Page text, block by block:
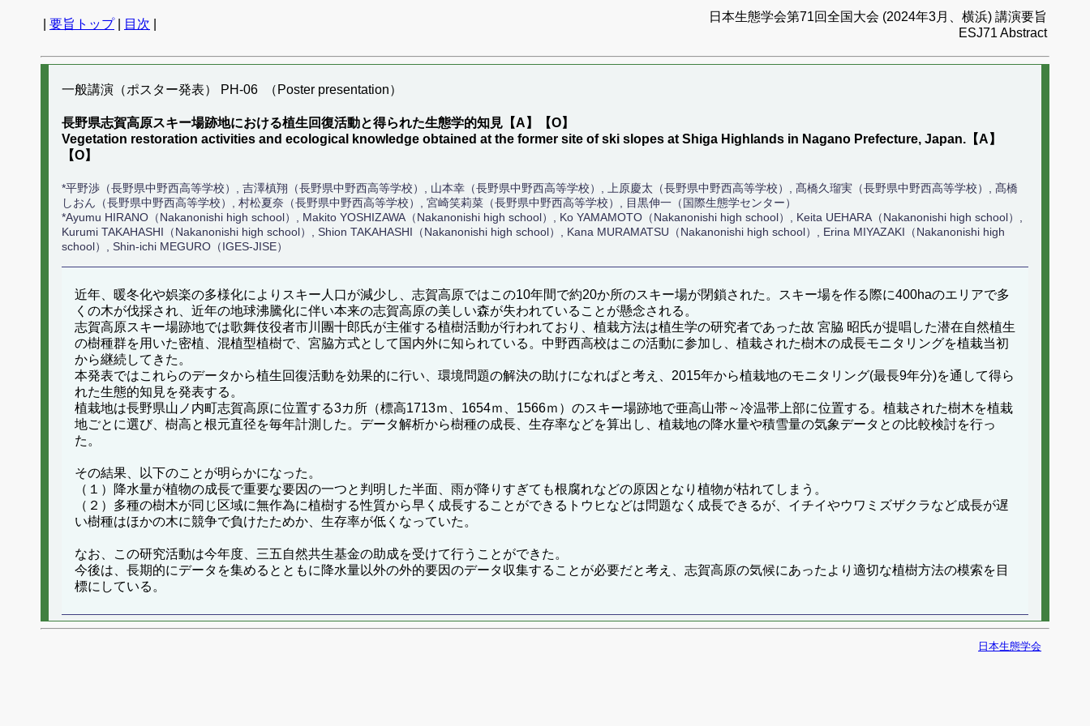
要旨トップ| 目次
日本生態学会第71回全国大会 (2024年3月、横浜) 講演要旨
ESJ71 Abstract
一般講演（ポスター発表） PH-06 （Poster presentation）
長野県志賀高原スキー場跡地における植生回復活動と得られた生態学的知見【A】【O】
Vegetation restoration activities and ecological knowledge obtained at the former site of ski slopes at Shiga Highlands in Nagano Prefecture, Japan.【A】
【O】
*平野渉（長野県中野西高等学校）, 吉澤槙翔（長野県中野西高等学校）, 山本幸（長野県中野西高等学校）, 上原慶太（長野県中野西高等学校）, 髙橋久瑠実（長野県中野西高等学校）, 髙橋
しおん（長野県中野西高等学校）, 村松夏奈（長野県中野西高等学校）, 宮崎笑莉菜（長野県中野西高等学校）, 目黒伸一（国際生態学センター）
*Ayumu HIRANO（Nakanonishi high school）, Makito YOSHIZAWA（Nakanonishi high school）, Ko YAMAMOTO（Nakanonishi high school）, Keita UEHARA（Nakanonishi high school）,
Kurumi TAKAHASHI（Nakanonishi high school）, Shion TAKAHASHI（Nakanonishi high school）, Kana MURAMATSU（Nakanonishi high school）, Erina MIYAZAKI（Nakanonishi high
school）, Shin-ichi MEGURO（IGES-JISE）
近年、暖冬化や娯楽の多様化によりスキー人口が減少し、志賀高原ではこの10年間で約20か所のスキー場が閉鎖された。スキー場を作る際に400haのエリアで多
くの木が伐採され、近年の地球沸騰化に伴い本来の志賀高原の美しい森が失われていることが懸念される。
志賀高原スキー場跡地では歌舞伎役者市川團十郎氏が主催する植樹活動が行われており、植栽方法は植生学の研究者であった故 宮脇 昭氏が提唱した潜在自然植生
の樹種群を用いた密植、混植型植樹で、宮脇方式として国内外に知られている。中野西高校はこの活動に参加し、植栽された樹木の成長モニタリングを植栽当初
から継続してきた。
本発表ではこれらのデータから植生回復活動を効果的に行い、環境問題の解決の助けになればと考え、2015年から植栽地のモニタリング(最長9年分)を通して得ら
れた生態的知見を発表する。
植栽地は長野県山ノ内町志賀高原に位置する3カ所（標高1713ｍ、1654ｍ、1566ｍ）のスキー場跡地で亜高山帯～冷温帯上部に位置する。植栽された樹木を植栽
地ごとに選び、樹高と根元直径を毎年計測した。データ解析から樹種の成長、生存率などを算出し、植栽地の降水量や積雪量の気象データとの比較検討を行っ
た。
その結果、以下のことが明らかになった。
（１）降水量が植物の成長で重要な要因の一つと判明した半面、雨が降りすぎても根腐れなどの原因となり植物が枯れてしまう。
（２）多種の樹木が同じ区域に無作為に植樹する性質から早く成長することができるトウヒなどは問題なく成長できるが、イチイやウワミズザクラなど成長が遅
い樹種はほかの木に競争で負けたためか、生存率が低くなっていた。
なお、この研究活動は今年度、三五自然共生基金の助成を受けて行うことができた。
今後は、長期的にデータを集めるとともに降水量以外の外的要因のデータ収集することが必要だと考え、志賀高原の気候にあったより適切な植樹方法の模索を目
標にしている。
日本生態学会